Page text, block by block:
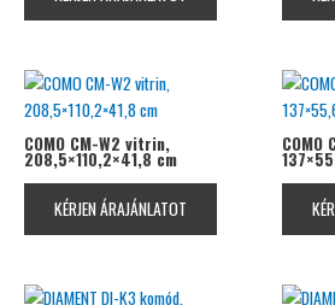
COMO CM-W2 vitrin,
208,5×110,2×41,8 cm
KÉRJEN ÁRAJÁNLATOT